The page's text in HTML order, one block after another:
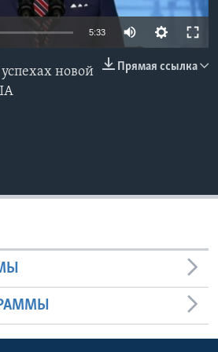
5:33
Прямая ссылка
новой